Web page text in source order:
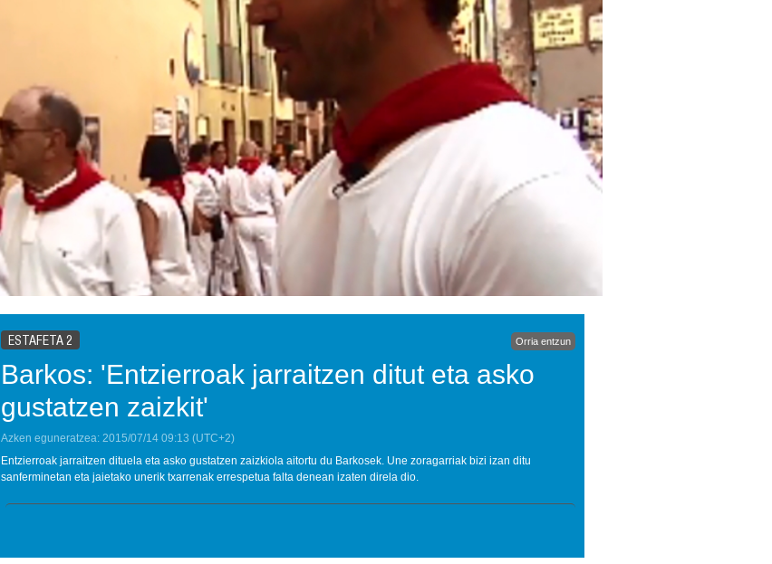
ESTAFETA 2 Orria entzun
Barkos: 'Entzierroak jarraitzen ditut eta asko
gustatzen zaizkit'
Azken eguneratzea: 2015/07/14 09:13 (UTC+2)
Entzierroak jarraitzen dituela eta asko gustatzen zaizkiola aitortu du Barkosek. Une zoragarriak bizi izan ditu
sanferminetan eta jaietako unerik txarrenak errespetua falta denean izaten direla dio.